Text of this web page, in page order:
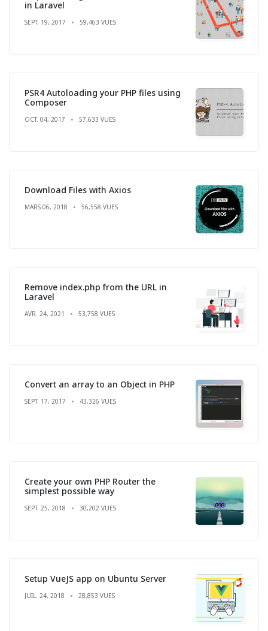
in Laravel
SEPT. 19, 2017 59,463 VUES
PSR4 Autoloading your PHP files using
Composer
OCT. 04, 2017 57,633 VUES
Download Files with Axios
MARS 06, 2018 56,558 VUES
Remove index.php from the URL in
Laravel
AVR. 24, 2021 53,758 VUES
Convert an array to an Object in PHP
SEPT. 17, 2017 43,326 VUES
Create your own PHP Router the
simplest possible way
SEPT. 25, 2018 30,202 VUES
Setup VueJS app on Ubuntu Server
JUIL. 24, 2018 28,853 VUES